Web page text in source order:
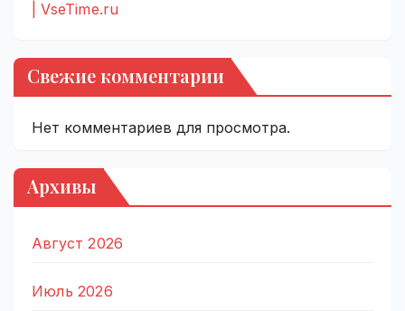
| VseTime.ru
Свежие комментарии
Нет комментариев для просмотра.
Архивы
Август 2026
Июль 2026